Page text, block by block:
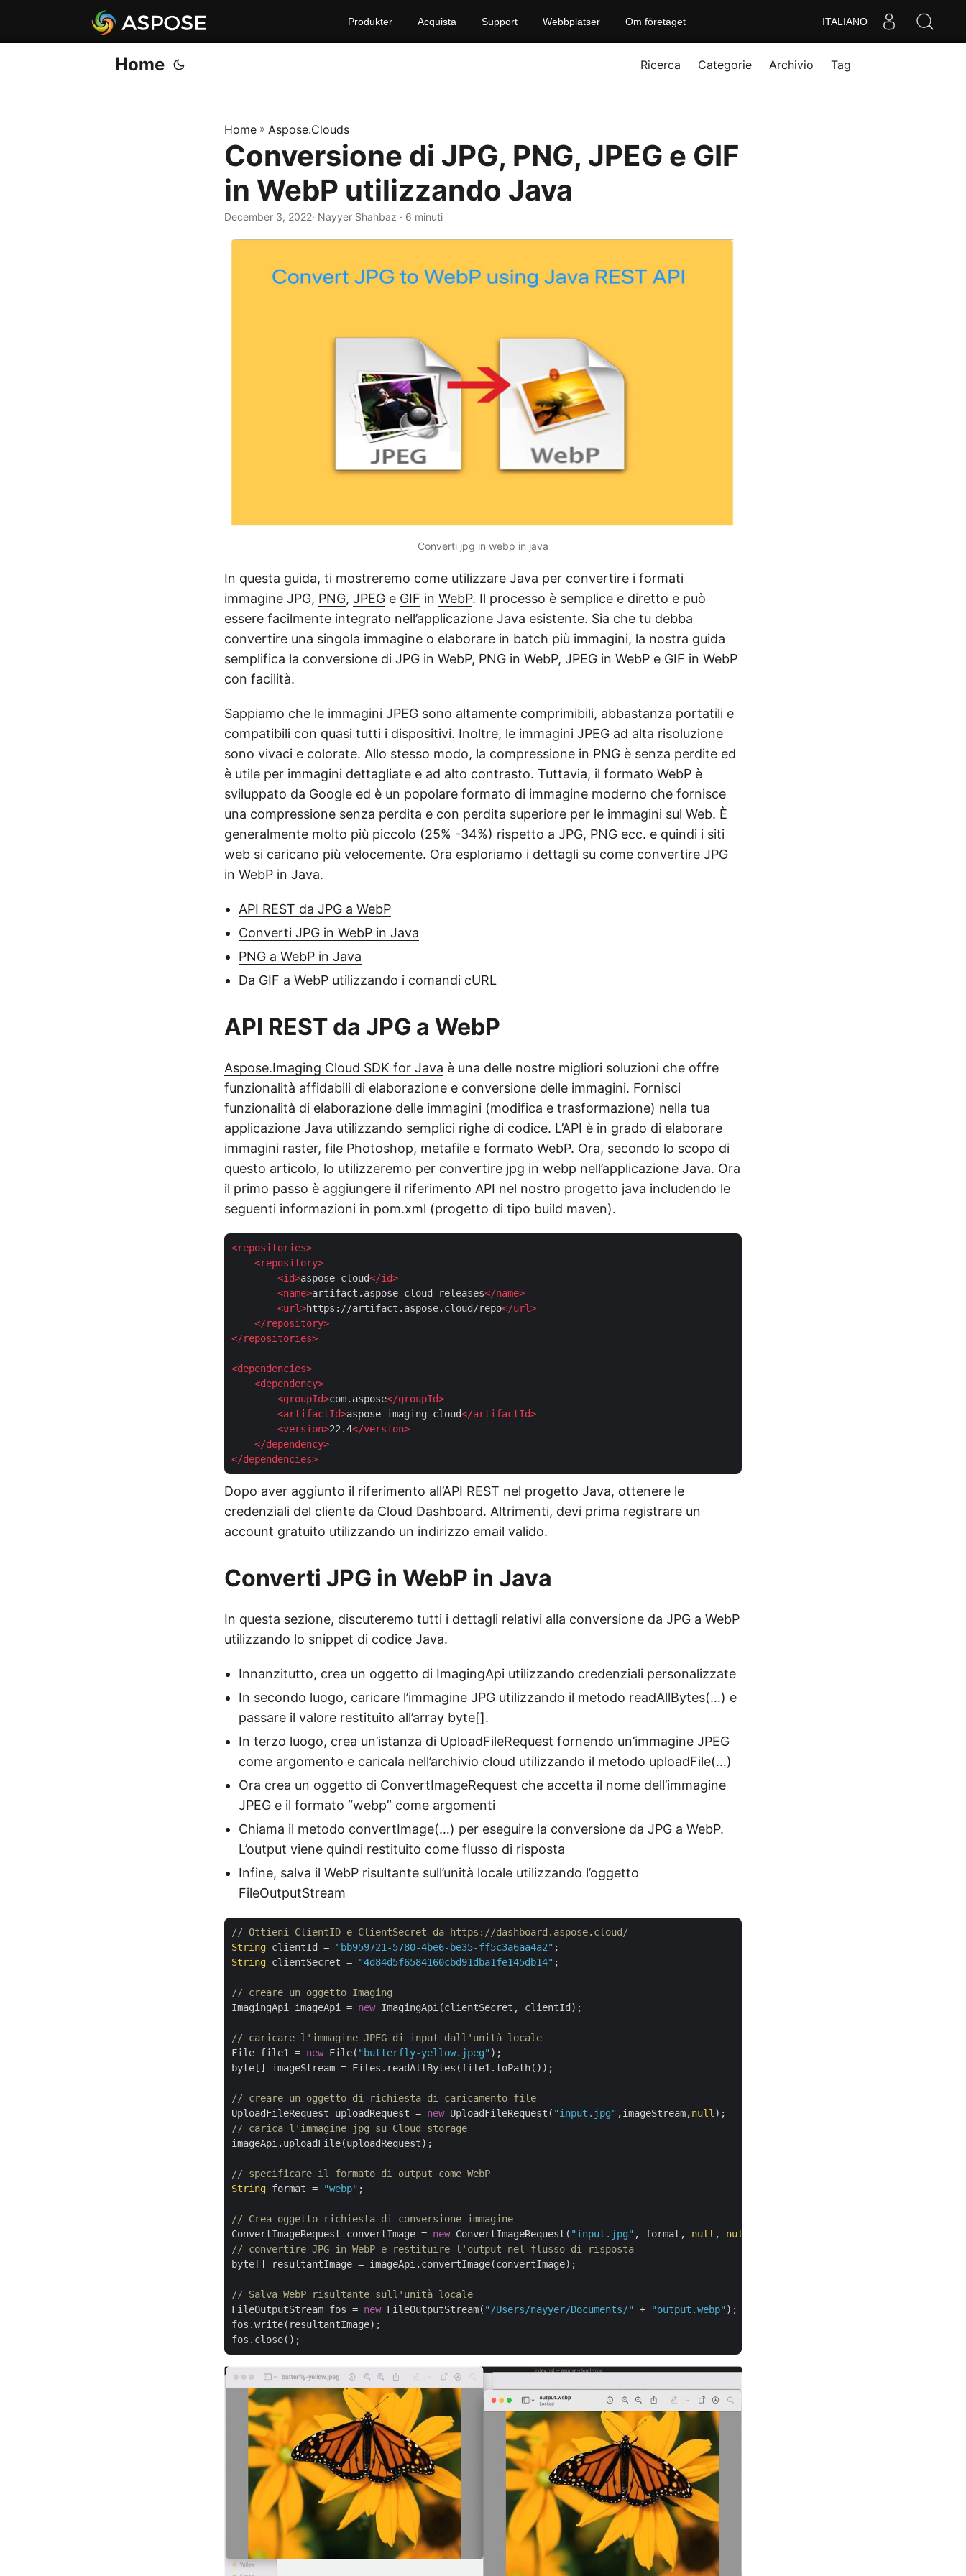
ITALIANO
Produkter Acquista Support Webbplatser Om företaget
Home Ricerca Categorie Archivio Tag
Home » Aspose.Clouds
Conversione di JPG, PNG, JPEG e GIF
in WebP utilizzando Java
December 3, 2022· Nayyer Shahbaz · 6 minuti
Converti jpg in webp in java
In questa guida, ti mostreremo come utilizzare Java per convertire i formati
immagine JPG, PNG, JPEG e GIF in WebP. Il processo è semplice e diretto e può
essere facilmente integrato nell’applicazione Java esistente. Sia che tu debba
convertire una singola immagine o elaborare in batch più immagini, la nostra guida
semplifica la conversione di JPG in WebP, PNG in WebP, JPEG in WebP e GIF in WebP
con facilità.
Sappiamo che le immagini JPEG sono altamente comprimibili, abbastanza portatili e
compatibili con quasi tutti i dispositivi. Inoltre, le immagini JPEG ad alta risoluzione
sono vivaci e colorate. Allo stesso modo, la compressione in PNG è senza perdite ed
è utile per immagini dettagliate e ad alto contrasto. Tuttavia, il formato WebP è
sviluppato da Google ed è un popolare formato di immagine moderno che fornisce
una compressione senza perdita e con perdita superiore per le immagini sul Web. È
generalmente molto più piccolo (25% -34%) rispetto a JPG, PNG ecc. e quindi i siti
web si caricano più velocemente. Ora esploriamo i dettagli su come convertire JPG
in WebP in Java.
API REST da JPG a WebP
Converti JPG in WebP in Java
PNG a WebP in Java
Da GIF a WebP utilizzando i comandi cURL
API REST da JPG a WebP
Aspose.Imaging Cloud SDK for Java è una delle nostre migliori soluzioni che offre
funzionalità affidabili di elaborazione e conversione delle immagini. Fornisci
funzionalità di elaborazione delle immagini (modifica e trasformazione) nella tua
applicazione Java utilizzando semplici righe di codice. L’API è in grado di elaborare
immagini raster, file Photoshop, metafile e formato WebP. Ora, secondo lo scopo di
questo articolo, lo utilizzeremo per convertire jpg in webp nell’applicazione Java. Ora
il primo passo è aggiungere il riferimento API nel nostro progetto java includendo le
seguenti informazioni in pom.xml (progetto di tipo build maven).
<repositories>
<repository>
<id>aspose-cloud</id>
<name>artifact.aspose-cloud-releases</name>
<url>https://artifact.aspose.cloud/repo</url>
</repository>
</repositories>
<dependencies>
<dependency>
<groupId>com.aspose</groupId>
<artifactId>aspose-imaging-cloud</artifactId>
<version>22.4</version>
</dependency>
</dependencies>
Dopo aver aggiunto il riferimento all’API REST nel progetto Java, ottenere le
credenziali del cliente da Cloud Dashboard. Altrimenti, devi prima registrare un
account gratuito utilizzando un indirizzo email valido.
Converti JPG in WebP in Java
In questa sezione, discuteremo tutti i dettagli relativi alla conversione da JPG a WebP
utilizzando lo snippet di codice Java.
Innanzitutto, crea un oggetto di ImagingApi utilizzando credenziali personalizzate
In secondo luogo, caricare l’immagine JPG utilizzando il metodo readAllBytes(…) e
passare il valore restituito all’array byte[].
In terzo luogo, crea un’istanza di UploadFileRequest fornendo un’immagine JPEG
come argomento e caricala nell’archivio cloud utilizzando il metodo uploadFile(…)
Ora crea un oggetto di ConvertImageRequest che accetta il nome dell’immagine
JPEG e il formato “webp” come argomenti
Chiama il metodo convertImage(…) per eseguire la conversione da JPG a WebP.
L’output viene quindi restituito come flusso di risposta
Infine, salva il WebP risultante sull’unità locale utilizzando l’oggetto
FileOutputStream
// Ottieni ClientID e ClientSecret da https://dashboard.aspose.cloud/
String clientId = "bb959721-5780-4be6-be35-ff5c3a6aa4a2"
String clientSecret = "4d84d5f6584160cbd91dba1fe145db14" ;
// creare un oggetto Imaging
ImagingApi imageApi = new ImagingApi(clientSecret, clientId);
// caricare l'immagine JPEG di input dall'unità locale
File file1 = new File( "butterfly-yellow.jpeg" );
byte[] imageStream = Files.readAllBytes(file1.toPath());
// creare un oggetto di richiesta di caricamento file
UploadFileRequest uploadRequest = new UploadFileRequest( "input.jpg" ,imageStream,null
// carica l'immagine jpg su Cloud storage
imageApi.uploadFile(uploadRequest);
// specificare il formato di output come WebP
String format = "webp" ;
// Crea oggetto richiesta di conversione immagine
ConvertImageRequest convertImage = new ConvertImageRequest( "input.jpg" , format, null , null
// convertire JPG in WebP e restituire l'output nel flusso di risposta
byte[] resultantImage = imageApi.convertImage(convertImage);
// Salva WebP risultante sull'unità locale
FileOutputStream fos = new FileOutputStream( "/Users/nayyer/Documents/" + "output.webp" );
fos.write(resultantImage);